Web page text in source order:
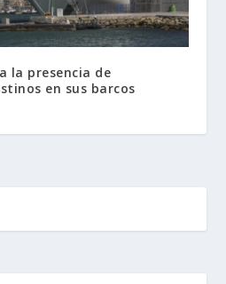
la presencia de
en sus barcos